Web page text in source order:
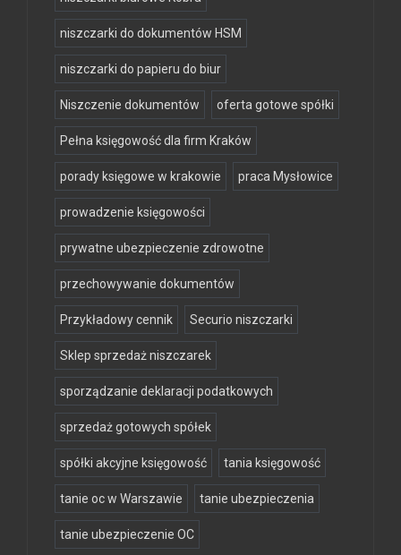
niszczarki do dokumentów HSM
niszczarki do papieru do biur
Niszczenie dokumentów oferta gotowe spółki
Pełna księgowość dla firm Kraków
porady księgowe w krakowie praca Mysłowice
prowadzenie księgowości
prywatne ubezpieczenie zdrowotne
przechowywanie dokumentów
Przykładowy cennik Securio niszczarki
Sklep sprzedaż niszczarek
sporządzanie deklaracji podatkowych
sprzedaż gotowych spółek
spółki akcyjne księgowość tania księgowość
tanie oc w Warszawie tanie ubezpieczenia
tanie ubezpieczenie OC